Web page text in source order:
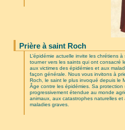
Prière à saint Roch
L’épidémie actuelle invite les chrétiens à
tourner vers les saints qui ont consacré
aux victimes des épidémies et aux
façon générale. Nous vous invitons à
Roch, le saint le plus invoqué depuis le
Âge contre les épidémies. Sa protection
progressivement étendue au monde
animaux, aux catastrophes naturelles et
maladies graves.